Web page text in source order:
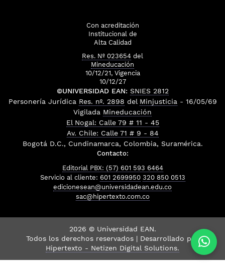
Con acreditación
Institucional de
Alta Calidad
Res. Nº 023654 del
Mineducación
10/12/21, Vigencia
10/12/27
©UNIVERSIDAD EAN: SNIES 2812
Personería Jurídica Res. nº. 2898 del Minjusticia - 16/05/69
Vigilada Mineducación
El Nogal: Calle 79 # 11 - 45
Av. Chile: Calle 71 # 9 - 84
Bogotá D.C., Cundinamarca, Colombia, Suramérica.
Contacto:
Editorial PBX: (57) 601 593 6464
Servicio al cliente: 601 2699950 320 850 0513
edicionesean@universidadean.edu.co
sac@hipertexto.com.co
2026 © Universidad EAN.
Todos los derechos reservados | Desarrollado por
Hipertexto - Netizen Digital Solutions.